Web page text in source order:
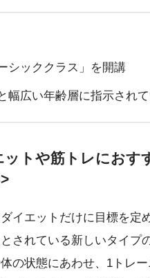
シッククラス」を開講
幅広い年齢層に指示され
ットや筋トレにお
イエットだけに目標を定
されている新しいタイプ
の状態にあわせ、1トレー